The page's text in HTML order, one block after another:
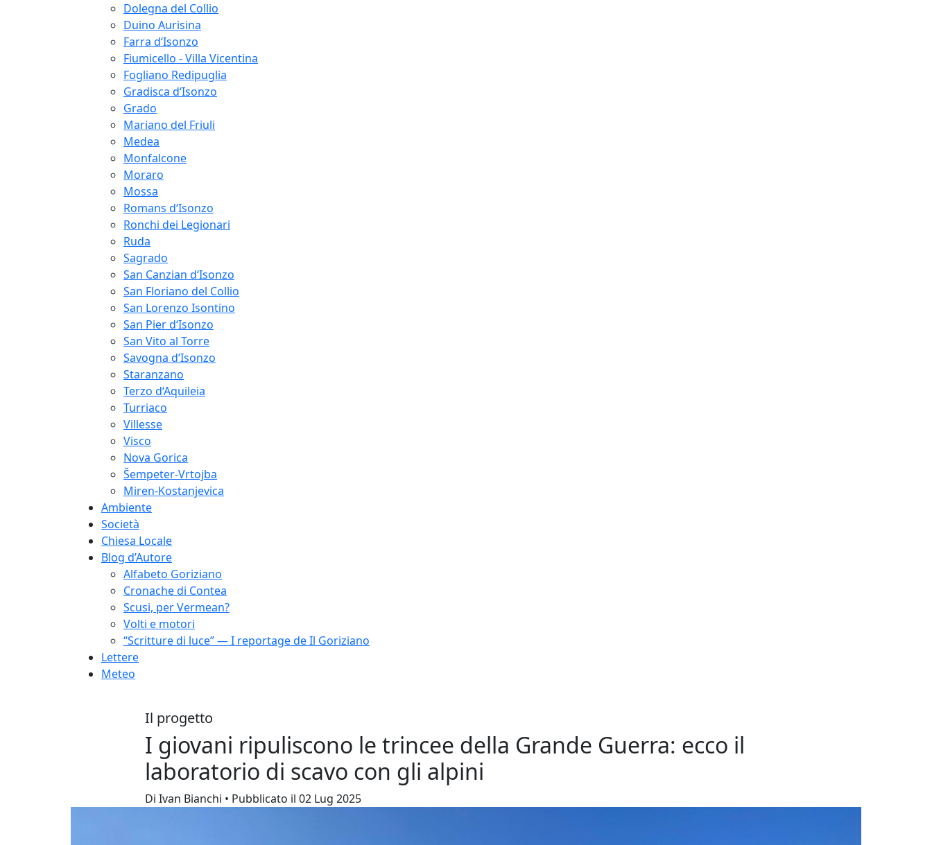
Dolegna del Collio
Duino Aurisina
Farra d‘Isonzo
Fiumicello - Villa Vicentina
Fogliano Redipuglia
Gradisca d‘Isonzo
Grado
Mariano del Friuli
Medea
Monfalcone
Moraro
Mossa
Romans d‘Isonzo
Ronchi dei Legionari
Ruda
Sagrado
San Canzian d‘Isonzo
San Floriano del Collio
San Lorenzo Isontino
San Pier d‘Isonzo
San Vito al Torre
Savogna d‘Isonzo
Staranzano
Terzo d‘Aquileia
Turriaco
Villesse
Visco
Nova Gorica
Šempeter-Vrtojba
Miren-Kostanjevica
Ambiente
Società
Chiesa Locale
Blog d’Autore
Alfabeto Goriziano
Cronache di Contea
Scusi, per Vermean?
Volti e motori
“Scritture di luce” — I reportage de Il Goriziano
Lettere
Meteo
Il progetto
I giovani ripuliscono le trincee della Grande Guerra: ecco il
laboratorio di scavo con gli alpini
Di Ivan Bianchi • Pubblicato il 02 Lug 2025